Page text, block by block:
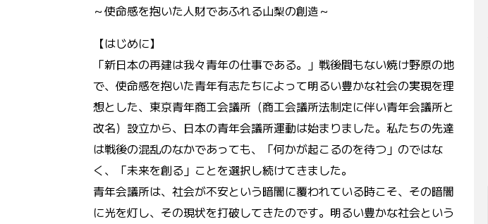
～使命感を抱いた人財であふれる山梨の創造～
【はじめに】
「新日本の再建は我々青年の仕事である。」戦後間もない焼け野原の地
で、使命感を抱いた青年有志たちによって明るい豊かな社会の実現を理
想とした、東京青年商工会議所（商工会議所法制定に伴い青年会議所と
改名）設立から、日本の青年会議所運動は始まりました。私たちの先達
は戦後の混乱のなかであっても、「何かが起こるのを待つ」のではな
く、「未来を創る」ことを選択し続けてきました。
青年会議所は、社会が不安という暗闇に覆われている時こそ、その暗闇
に光を灯し、その現状を打破してきたのです。明るい豊かな社会という